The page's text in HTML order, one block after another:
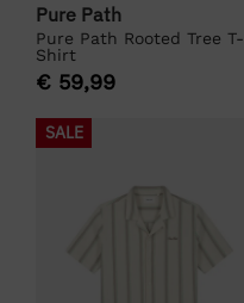
Pure Path
Pure Path Rooted Tree T-
Shirt
€ 59,99
SALE